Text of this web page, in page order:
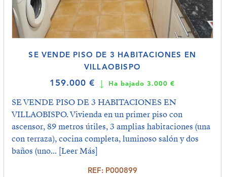
SE VENDE PISO DE 3 HABITACIONES EN
VILLAOBISPO
159.000 € Ha bajado 3.000 €
SE VENDE PISO DE 3 HABITACIONES EN
VILLAOBISPO. Vivienda en un primer piso con
ascensor, 89 metros útiles, 3 amplias habitaciones (una
con terraza), cocina completa, luminoso salón y dos
baños (uno... [Leer Más]
REF: P000899